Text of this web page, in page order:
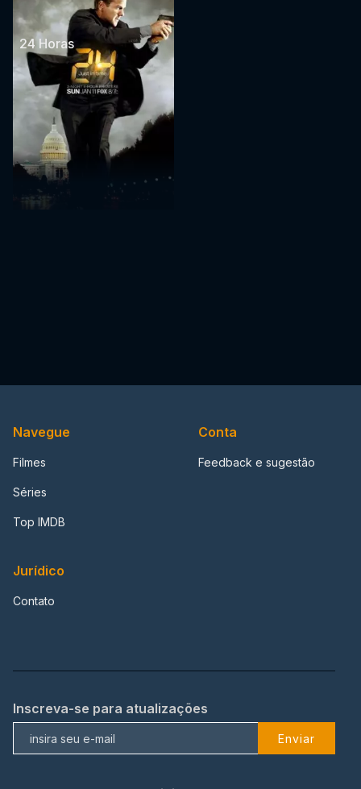
24 Horas
Navegue
Filmes
Séries
Top IMDB
Conta
Feedback e sugestão
Jurídico
Contato
Inscreva-se para atualizações
Enviar